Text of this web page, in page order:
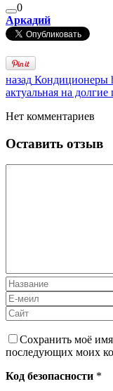
0
Аркадий
назад Кондиционеры
актуальная на долгие
Нет комментариев
Оставить отзыв
Сохранить моё
последующих моих
Код безопасности *